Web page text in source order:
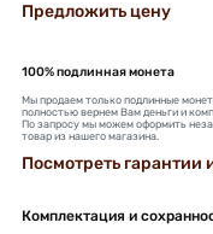
Предложить цену
100% подлинная монета
Мы продаем только подлинные
полностью вернем Вам деньги и
По запросу мы можем оформить
товар из нашего магазина.
Посмотреть гарантии
Комплектация и